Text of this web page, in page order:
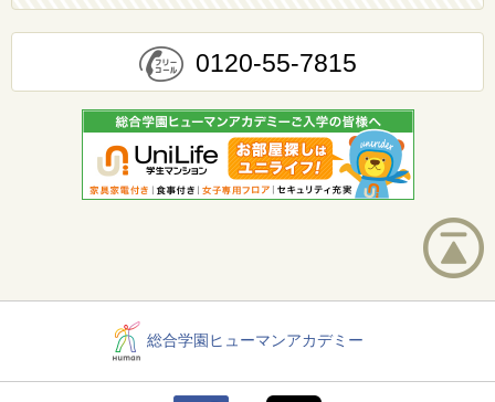
0120-55-7815
総合学園ヒューマンアカデミー